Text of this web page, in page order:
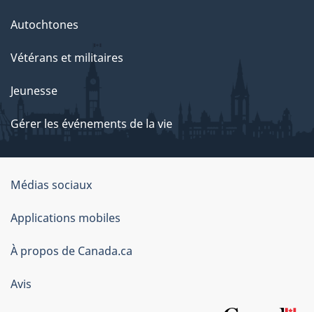
Autochtones
Vétérans et militaires
Jeunesse
Gérer les événements de la vie
Organisation
du
gouvernement
du
Canada
Médias sociaux
Applications mobiles
À propos de Canada.ca
Avis